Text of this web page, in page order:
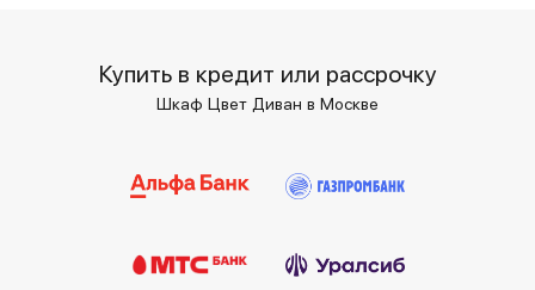
Купить в кредит или рассрочку
Шкаф Цвет Диван в Москве